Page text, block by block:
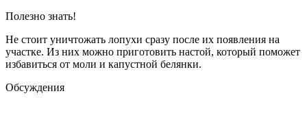
Полезно знать!
Не стоит уничтожать лопухи сразу после их появления на
участке. Из них можно приготовить настой, который поможет
избавиться от моли и капустной белянки.
Обсуждения